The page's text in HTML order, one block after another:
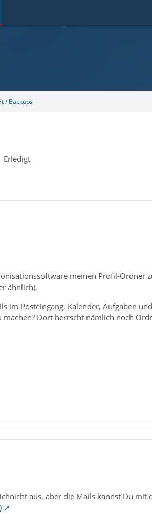
/ Backups
Erledigt
meinen Profil-Ordner
ähnlich),
im Posteingang, Kalender, Aufgaben
Dort herrscht nämlich noch
aus, aber die Mails kannst Du mit